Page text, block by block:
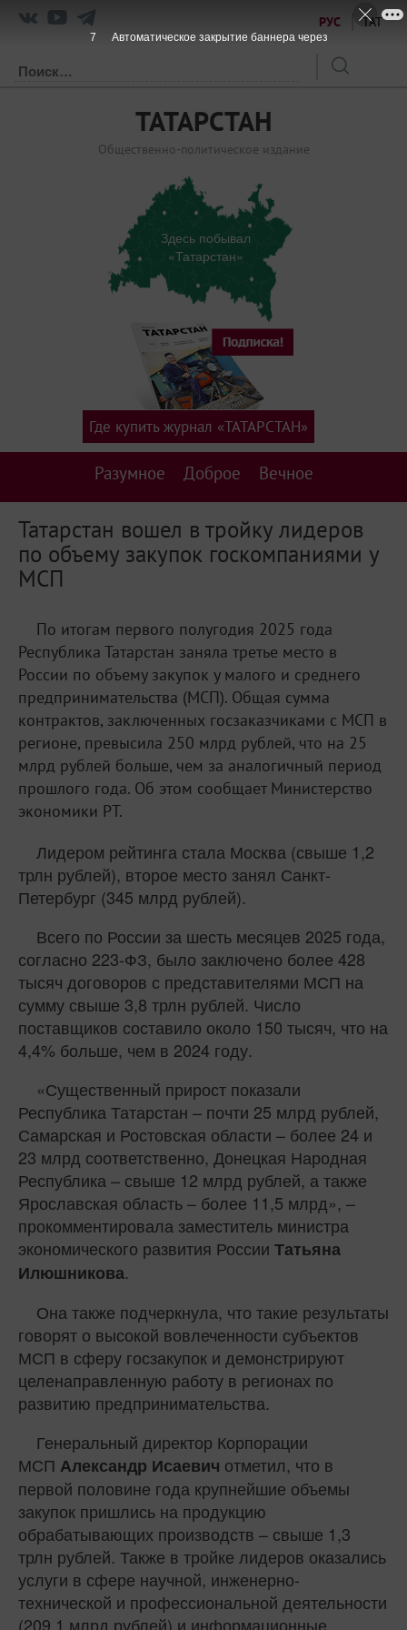
РУС ТАТ
ТАТАРСТАН
Общественно-политическое издание
Здесь побывал
«Татарстан»
Разумное Доброе Вечное
Где купить журнал «ТАТАРСТАН»
Татарстан вошел в тройку лидеров
по объему закупок госкомпаниями у
МСП
По итогам первого полугодия 2025 года
Республика Татарстан заняла третье место в
России по объему закупок у малого и среднего
предпринимательства (МСП). Общая сумма
контрактов, заключенных госзаказчиками с МСП в
регионе, превысила 250 млрд рублей, что на 25
млрд рублей больше, чем за аналогичный период
прошлого года. Об этом сообщает Министерство
экономики РТ.
Лидером рейтинга стала Москва (свыше 1,2
трлн рублей), второе место занял Санкт-
Петербург (345 млрд рублей).
Всего по России за шесть месяцев 2025 года,
согласно 223-ФЗ, было заключено более 428
тысяч договоров с представителями МСП на
сумму свыше 3,8 трлн рублей. Число
поставщиков составило около 150 тысяч, что на
4,4% больше, чем в 2024 году.
«Существенный прирост показали
Республика Татарстан – почти 25 млрд рублей,
Самарская и Ростовская области – более 24 и
23 млрд соответственно, Донецкая Народная
Республика – свыше 12 млрд рублей, а также
Ярославская область – более 11,5 млрд», –
прокомментировала заместитель министра
экономического развития России Татьяна
Илюшникова.
Она также подчеркнула, что такие результаты
говорят о высокой вовлеченности субъектов
МСП в сферу госзакупок и демонстрируют
целенаправленную работу в регионах по
развитию предпринимательства.
Генеральный директор Корпорации
МСП Александр Исаевич отметил, что в
первой половине года крупнейшие объемы
закупок пришлись на продукцию
обрабатывающих производств – свыше 1,3
трлн рублей. Также в тройке лидеров оказались
услуги в сфере научной, инженерно-
технической и профессиональной деятельности
(209,1 млрд рублей) и информационные
7 Автоматическое закрытие баннера через